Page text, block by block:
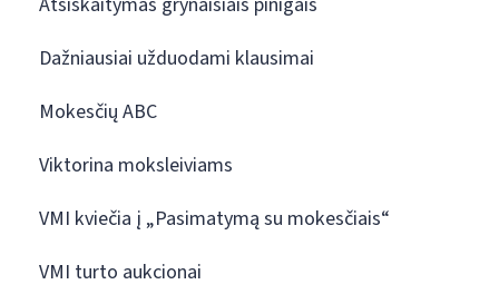
Dažniausiai užduodami klausimai
Mokesčių ABC
Viktorina moksleiviams
VMI kviečia į „Pasimatymą su mokesčiais“
VMI turto aukcionai